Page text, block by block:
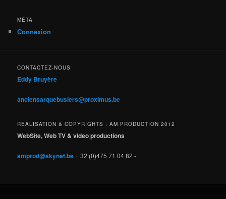
MÉTA
Connexion
CONTACTEZ-NOUS
Eddy Bruyère
anciensarquebusiers@proximus.be
REALISATION & COPYRIGHTS : AM PRODUCTION 2012
WebSite, Web TV & video productions
amprod@skynet.be+ 32 (0)475 71 04 82 -